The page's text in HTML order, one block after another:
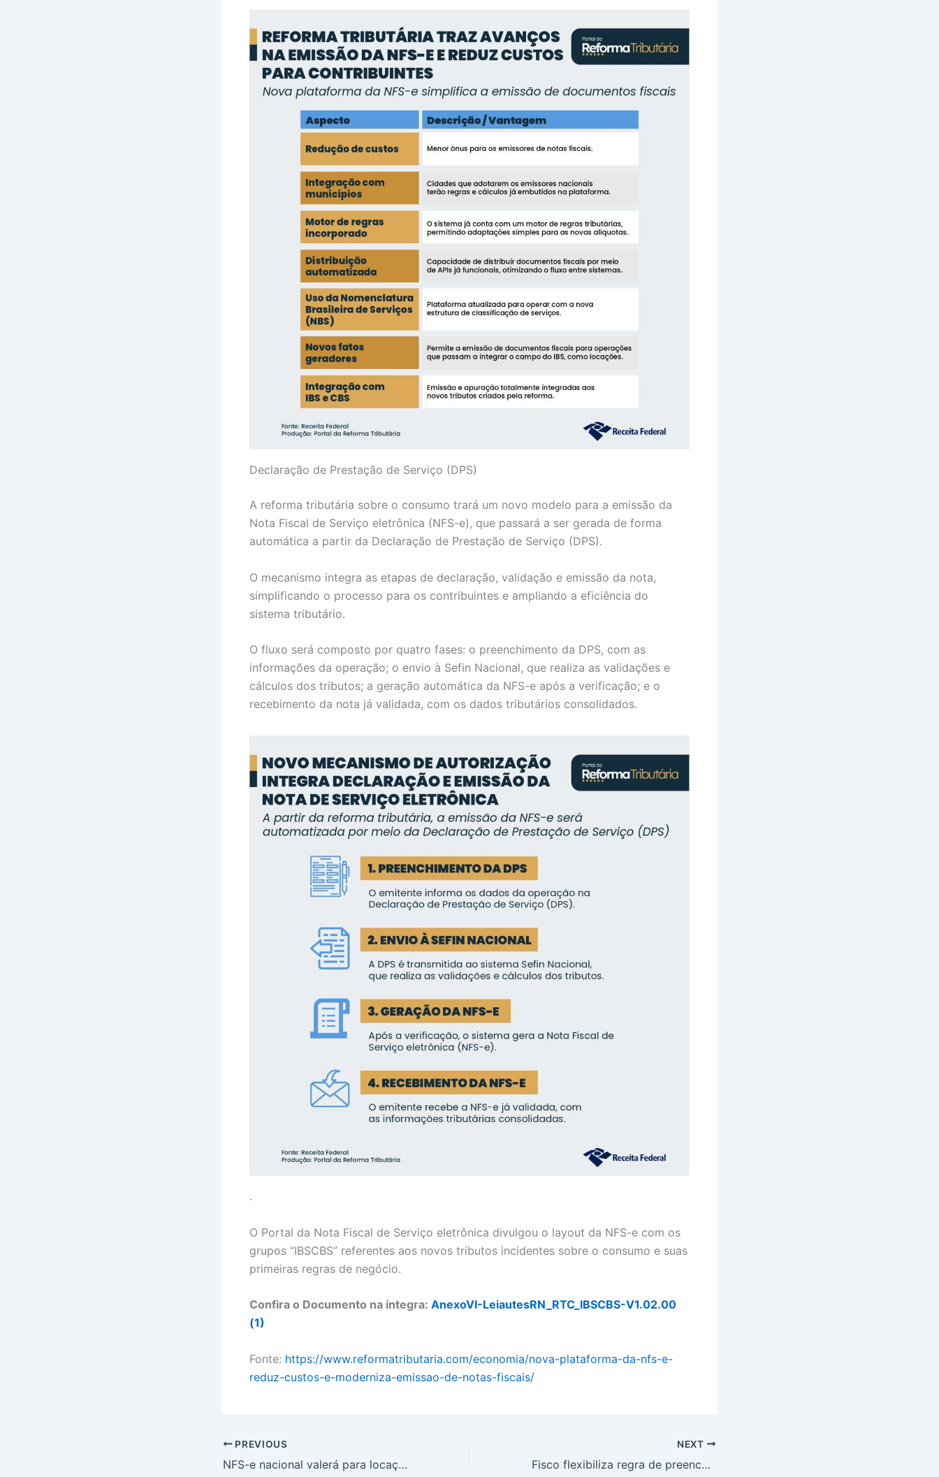
Declaração de Prestação de Serviço (DPS)
A reforma tributária sobre o consumo trará um novo modelo para a emissão da
Nota Fiscal de Serviço eletrônica (NFS-e), que passará a ser gerada de forma
automática a partir da Declaração de Prestação de Serviço (DPS).
O mecanismo integra as etapas de declaração, validação e emissão da nota,
simplificando o processo para os contribuintes e ampliando a eficiência do
sistema tributário.
O fluxo será composto por quatro fases: o preenchimento da DPS, com as
informações da operação; o envio à Sefin Nacional, que realiza as validações e
cálculos dos tributos; a geração automática da NFS-e após a verificação; e o
recebimento da nota já validada, com os dados tributários consolidados.
.
O Portal da Nota Fiscal de Serviço eletrônica divulgou o layout da NFS-e com os
grupos “IBSCBS” referentes aos novos tributos incidentes sobre o consumo e suas
primeiras regras de negócio.
Confira o Documento na íntegra: AnexoVI-LeiautesRN_RTC_IBSCBS-V1.02.00
(1)
Fonte: https://www.reformatributaria.com/economia/nova-plataforma-da-nfs-e-
reduz-custos-e-moderniza-emissao-de-notas-fiscais/
PREVIOUS
NFS-e nacional valerá para locação de bens móveis e imóveis, define nota técnica
NEXT
Fisco flexibiliza regra de preenchimento de IBS/CBS para janeiro de 2026 e notas fiscais não serão rejeitadas.